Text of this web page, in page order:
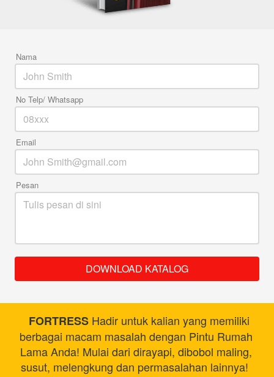
Nama
No Telp/ Whatsapp
Email
Pesan
`DOWNLOAD KATALOG
FORTRESS Hadir untuk kalian yang memiliki
berbagai macam masalah dengan Pintu Rumah
Lama Anda! Mulai dari dirayapi, dibobol maling,
susut, melengkung dan permasalahan lainnya!